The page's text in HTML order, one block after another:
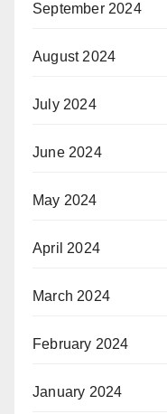
September 2024
August 2024
July 2024
June 2024
May 2024
April 2024
March 2024
February 2024
January 2024